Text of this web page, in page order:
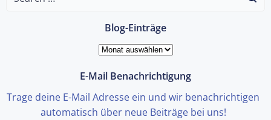
Blog-Einträge
Blog-
E-Mail Benachrichtigung
Trage deine E-Mail Adresse ein und wir benachrichtigen
automatisch über neue Beiträge bei uns!